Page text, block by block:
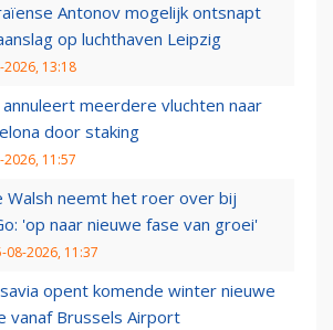
Antonov mogelijk ontsnapt
op luchthaven Leipzig
2026, 13:18
annuleert meerdere vluchten naar
door staking
2026, 11:57
Walsh neemt het roer over bij
'op naar nieuwe fase van groei'
08-2026, 11:37
opent komende winter nieuwe
vanaf Brussels Airport